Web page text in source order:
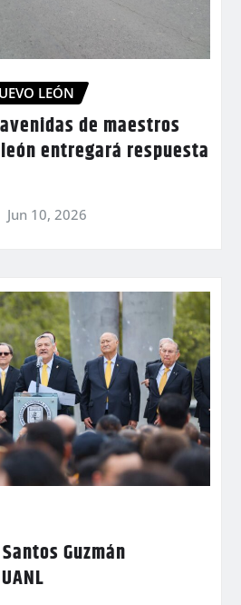
LEÓN
de maestros
entregará respuesta
Jun 10, 2026
Guzmán